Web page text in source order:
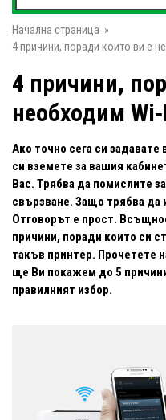
Начална страница »
4 причини, поради които ви е
4 причини,
необходим
Ако точно сега си
си вземете за вашия
Вас. Трябва да помислите
свързване. Защо трябва да
Отговорът е прост.
причини, поради които си
такъв принтер. Прочетете
ще Ви покажем до 5
правилният избор.